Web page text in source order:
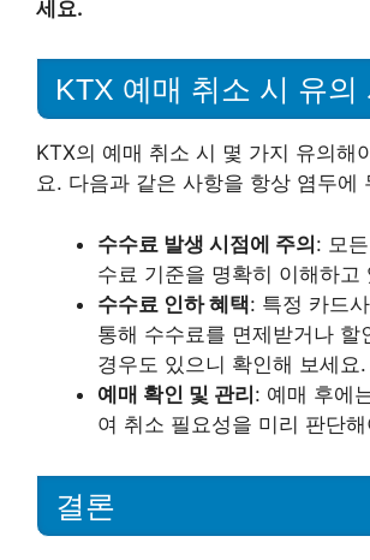
세요.
KTX 예매 취소 시 유의
KTX의 예매 취소 시 몇 가지 유의해
요. 다음과 같은 사항을 항상 염두에
수수료 발생 시점에 주의: 모
수료 기준을 명확히 이해하고
수수료 인하 혜택: 특정 카드
통해 수수료를 면제받거나 할
경우도 있으니 확인해 보세요.
예매 확인 및 관리: 예매 후에
여 취소 필요성을 미리 판단
결론